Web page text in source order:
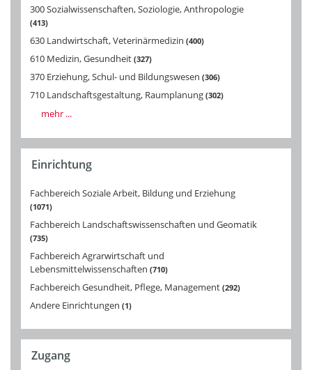
300 Sozialwissenschaften, Soziologie, Anthropologie
413
630 Landwirtschaft, Veterinärmedizin 400
610 Medizin, Gesundheit 327
370 Erziehung, Schul- und Bildungswesen 306
710 Landschaftsgestaltung, Raumplanung 302
mehr ...
Einrichtung
Fachbereich Soziale Arbeit, Bildung und Erziehung
1071
Fachbereich Landschaftswissenschaften und Geomatik
735
Fachbereich Agrarwirtschaft und
Lebensmittelwissenschaften 710
Fachbereich Gesundheit, Pflege, Management 292
Andere Einrichtungen 1
Zugang